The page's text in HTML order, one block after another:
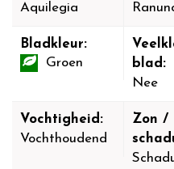
Aquilegia
Bladkleur:
Groen
blad:
Nee
Vochtigheid:
Vochthoudend
Zon /